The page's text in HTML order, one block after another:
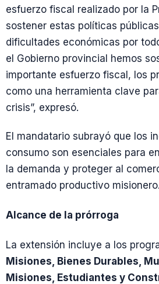
esfuerzo fiscal realizado por la
sostener estas políticas
dificultades económicas por
el Gobierno provincial hemos
importante esfuerzo fiscal, los
como una herramienta clave
crisis”, expresó.
El mandatario subrayó que los
consumo son esenciales para
la demanda y proteger al
entramado productivo misionero.
Alcance de la prórroga
La extensión incluye a los
Misiones, Bienes Durables,
Misiones, Estudiantes y